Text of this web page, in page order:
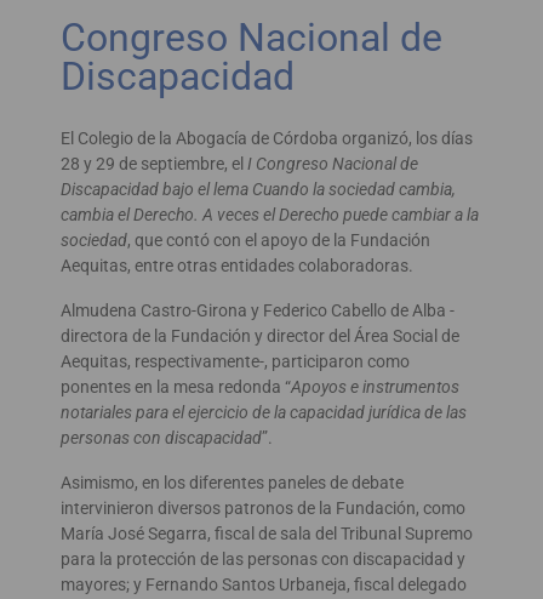
Congreso Nacional de
Discapacidad
El Colegio de la Abogacía de Córdoba organizó, los días
28 y 29 de septiembre, el I Congreso Nacional de
Discapacidad bajo el lema Cuando la sociedad cambia,
cambia el Derecho. A veces el Derecho puede cambiar a la
sociedad, que contó con el apoyo de la Fundación
Aequitas, entre otras entidades colaboradoras.
Almudena Castro-Girona y Federico Cabello de Alba -
directora de la Fundación y director del Área Social de
Aequitas, respectivamente-, participaron como
ponentes en la mesa redonda “Apoyos e instrumentos
notariales para el ejercicio de la capacidad jurídica de las
personas con discapacidad”.
Asimismo, en los diferentes paneles de debate
intervinieron diversos patronos de la Fundación, como
María José Segarra, fiscal de sala del Tribunal Supremo
para la protección de las personas con discapacidad y
mayores; y Fernando Santos Urbaneja, fiscal delegado